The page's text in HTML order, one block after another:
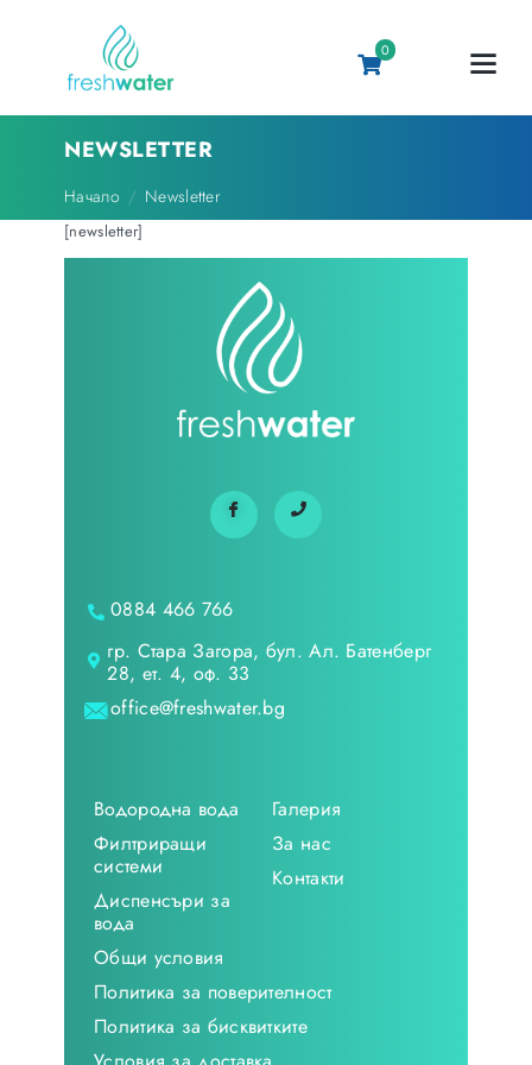
0
NEWSLETTER
Начало Newsletter
[newsletter]
0884 466 766
гр. Стара Загора, бул. Ал. Батенберг
28, ет. 4, оф. 33
office@freshwater.bg
Водородна вода
Филтриращи
системи
Диспенсъри за
вода
Галерия
За нас
Контакти
Общи условия
Политика за поверителност
Политика за бисквитките